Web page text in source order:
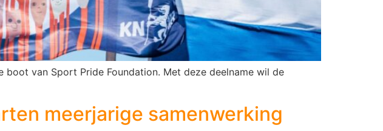
boot van Sport Pride Foundation. Met deze deelname wil de
meerjarige samenwerking